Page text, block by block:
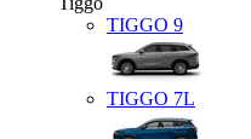
TIGGO 9
TIGGO 7L